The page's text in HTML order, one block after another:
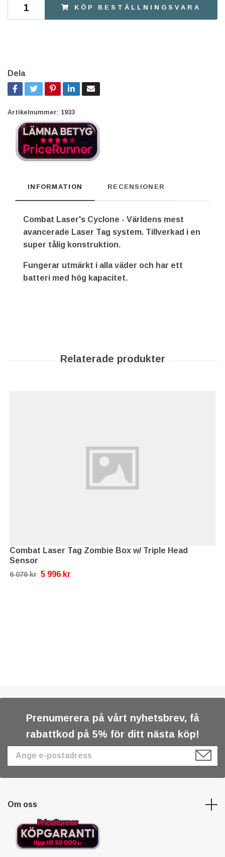
KÖP BESTÄLLNINGSVARA
Dela
Artikelnummer: 1933
INFORMATION RECENSIONER
Combat Laser's Cyclone - Världens mest
avancerade Laser Tag system. Tillverkad i en
super tålig konstruktion.
Fungerar utmärkt i alla väder och har ett
batteri med hög kapacitet.
Combat Laser Tag Zombie Box w/ Triple Head
Sensor
6 076 kr 5 996 kr
Prenumerera på vårt nyhetsbrev, få
rabattkod på 5% för ditt nästa köp!
Om oss